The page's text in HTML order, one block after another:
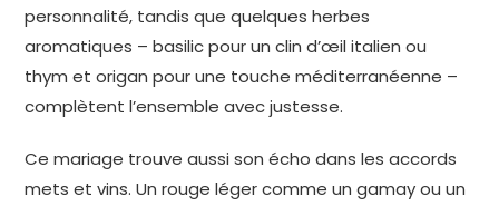
personnalité, tandis que quelques herbes
aromatiques – basilic pour un clin d’œil italien ou
thym et origan pour une touche méditerranéenne –
complètent l’ensemble avec justesse.
Ce mariage trouve aussi son écho dans les accords
mets et vins. Un rouge léger comme un gamay ou un